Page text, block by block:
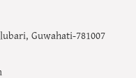
Guwahati-781007